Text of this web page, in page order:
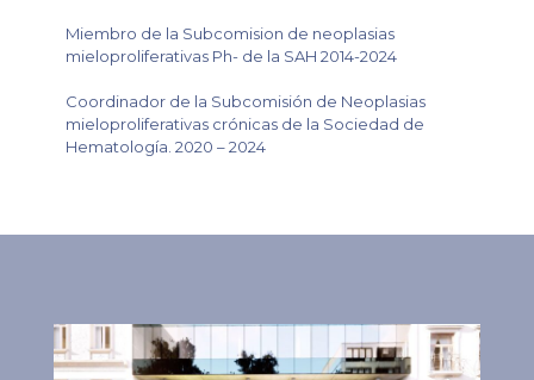
Miembro de la Subcomision de neoplasias
mieloproliferativas Ph- de la SAH 2014-2024
Coordinador de la Subcomisión de Neoplasias
mieloproliferativas crónicas de la Sociedad de
Hematología. 2020 – 2024